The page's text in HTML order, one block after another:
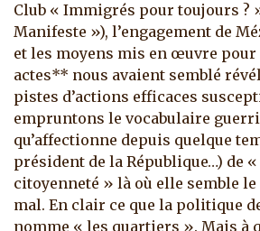
Club « Immigrés pour toujours ?
Manifeste »), l’engagement de
et les moyens mis en œuvre
actes** nous avaient semblé
pistes d’actions efficaces
empruntons le vocabulaire
qu’affectionne depuis quelque
président de la République…) de
citoyenneté » là où elle semble
mal. En clair ce que la politique
nomme « les quartiers ». Mais à